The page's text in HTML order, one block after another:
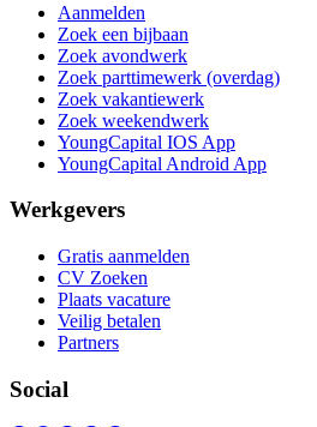
Aanmelden
Zoek een bijbaan
Zoek avondwerk
Zoek parttimewerk (overdag)
Zoek vakantiewerk
Zoek weekendwerk
YoungCapital IOS App
YoungCapital Android App
Werkgevers
Gratis aanmelden
CV Zoeken
Plaats vacature
Veilig betalen
Partners
Social